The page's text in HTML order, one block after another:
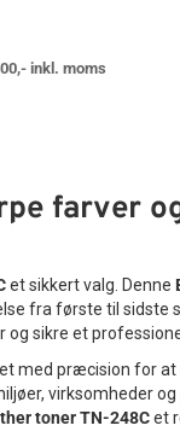
inkl. moms
farver
et sikkert valg. Denne
fra første til sidste
sikre et
med præcision for
virksomheder
toner TN-248Cet